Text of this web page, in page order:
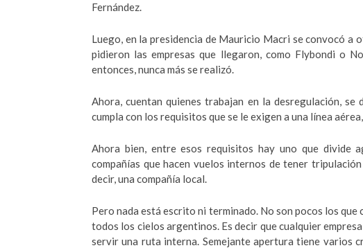
Fernández.
Luego, en la presidencia de Mauricio Macri se convocó
pidieron las empresas que llegaron, como Flybondi o
entonces, nunca más se realizó.
Ahora, cuentan quienes trabajan en la desregulación,
cumpla con los requisitos que se le exigen a una línea
Ahora bien, entre esos requisitos hay uno que divide
compañías que hacen vuelos internos de tener
decir, una compañía local.
Pero nada está escrito ni terminado. No son pocos los
todos los cielos argentinos. Es decir que cualquier
servir una ruta interna. Semejante apertura tiene varios